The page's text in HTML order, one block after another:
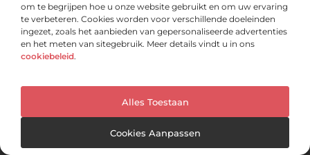
om te begrijpen hoe u onze website gebruikt en om uw ervaring
te verbeteren. Cookies worden voor verschillende doeleinden
ingezet, zoals het aanbieden van gepersonaliseerde advertenties
en het meten van sitegebruik. Meer details vindt u in ons
cookiebeleid.
Alles Toestaan
Cookies Aanpassen
Bericht categorie